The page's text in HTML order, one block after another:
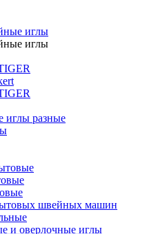
иглы
иглы
разные
швейных машин
и оверлочные иглы